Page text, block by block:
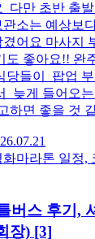
다만 초반 출
소는 예상보
어요 마사지
도 좋아요!! 완
당들이 팝업 부
늦게 들어오
하면 좋을 것
버스 후기,
장) [3]